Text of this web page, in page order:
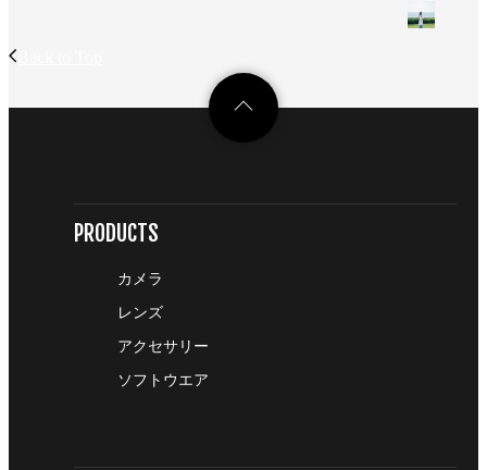
PRODUCTS
カメラ
レンズ
アクセサリー
ソフトウエア